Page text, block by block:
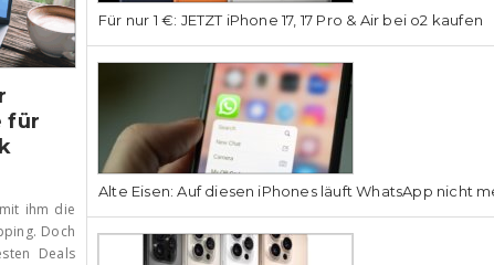
für
ihm die
Doch
Deals
Für nur 1 €: JETZT iPhone 17, 17 Pro & Air bei o2 kaufen
Alte Eisen: Auf diesen iPhones läuft WhatsApp nicht